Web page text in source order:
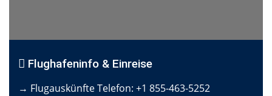
Flughafeninfo & Einreise
→ Flugauskünfte Telefon: +1 855-463-5252